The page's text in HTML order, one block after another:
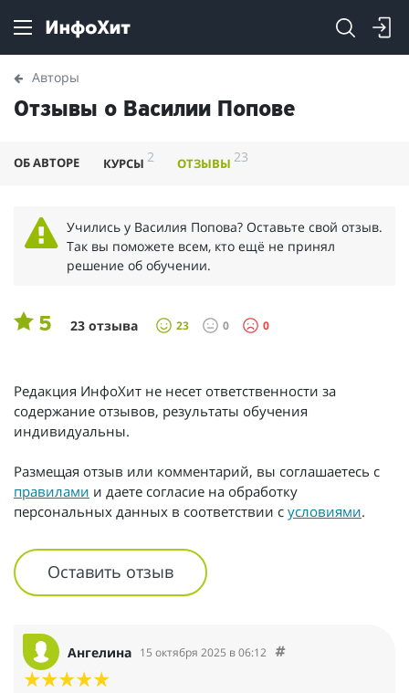
Авторы
Отзывы о Василии Попове
ОБ АВТОРЕ КУРСЫ 2 ОТЗЫВЫ 23
Учились у Василия Попова? Оставьте свой отзыв.
Так вы поможете всем, кто ещё не принял
решение об обучении.
5 23 отзыва 23 0 0
Редакция ИнфоХит не несет ответственности за
содержание отзывов, результаты обучения
индивидуальны.
Размещая отзыв или комментарий, вы соглашаетесь с
правилами и даете согласие на обработку
персональных данных в соответствии с условиями.
Оставить отзыв
Ангелина 15 октября 2025 в 06:12